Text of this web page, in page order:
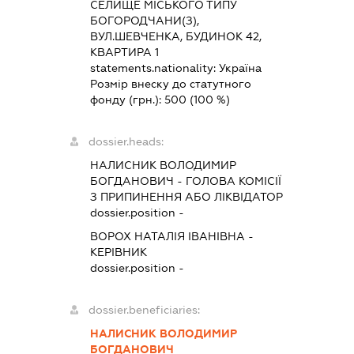
СЕЛИЩЕ МІСЬКОГО ТИПУ
БОГОРОДЧАНИ(З),
ВУЛ.ШЕВЧЕНКА, БУДИНОК 42,
КВАРТИРА 1
statements.nationality:Україна
Розмір внеску до статутного
фонду (грн.):500 (100 %)
dossier.heads:
НАЛИСНИК ВОЛОДИМИР
БОГДАНОВИЧ - ГОЛОВА КОМІСІЇ
З ПРИПИНЕННЯ АБО ЛІКВІДАТОР
dossier.position -
ВОРОХ НАТАЛІЯ ІВАНІВНА -
КЕРІВНИК
dossier.position -
dossier.beneficiaries:
НАЛИСНИК ВОЛОДИМИР
БОГДАНОВИЧ